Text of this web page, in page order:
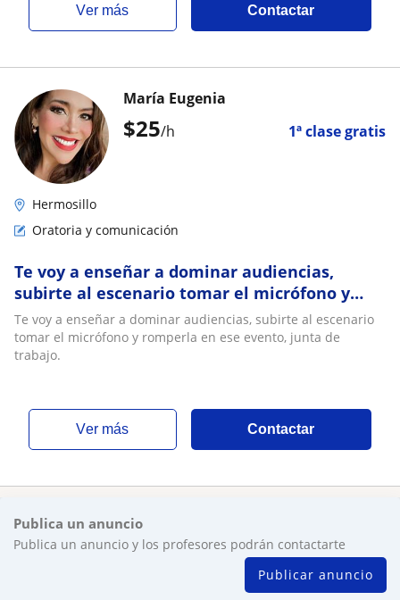
ver más Contactar
$25/h 1ª clase gratis
María Eugenia
Hermosillo
Oratoria y comunicación
Te voy a enseñar a dominar audiencias,
subirte al escenario tomar el micrófono y
romperla en ese evento, junta de trabajo
Te voy a enseñar a dominar audiencias, subirte al escenario
tomar el micrófono y romperla en ese evento, junta de
trabajo.
ver más Contactar
Publica un anuncio
Publica un anuncio y los profesores podrán contactarte
Publicar anuncio